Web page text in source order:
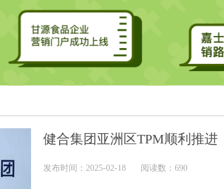
健合集团亚洲区TPM顺利推进
发布时间：2025-02-18 阅读数：690